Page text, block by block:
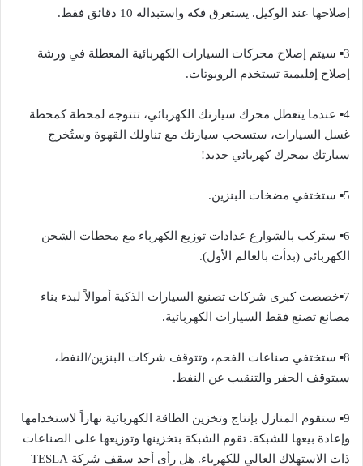
إصلاحها عند الوكيل. يستغرق فكه واستبداله 10 دقائق فقط.
3▪︎ سيتم إصلاح محركات السيارات الكهربائية المعطلة في ورشة
إصلاح إقليمية تستخدم الروبوتات.
4▪︎ عندما يتعطل محرك سيارتك الكهربائي، تتتوجه لمحطة كمحطة
غسل السيارات، ستسحب سيارتك مع تناولك القهوة وستُخرج
سيارتك بمحرك كهربائي جديد!
5▪︎ ستختفي مضخات البنزين.
6▪︎ ستركب بالشوارع عدادات توزيع الكهرباء مع محطات الشحن
الكهربائي (بدأت بالعالم الأول).
7▪︎خصصت كبرى شركات تصنيع السيارات الذكية أموالاً لبدء بناء
مصانع تصنع فقط السيارات الكهربائية.
8▪︎ ستختفي صناعات الفحم، وتتوقف شركات البنزين/النفط،
سيتوقف الحفر والتنقيب عن النفط.
9▪︎ ستقوم المنازل بإنتاج وتخزين الطاقة الكهربائية نهاراً لاستخدامها
وإعادة بيعها للشبكة. تقوم الشبكة بتخزينها وتوزيعها على الصناعات
ذات الاستهلاك العالي للكهرباء. هل رأى أحد سقف شركة TESLA